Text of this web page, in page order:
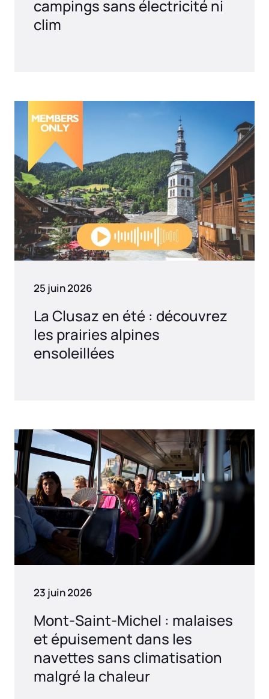
campings sans électricité ni
clim
25 juin 2026
La Clusaz en été : découvrez
les prairies alpines
ensoleillées
23 juin 2026
Mont-Saint-Michel : malaises
et épuisement dans les
navettes sans climatisation
malgré la chaleur